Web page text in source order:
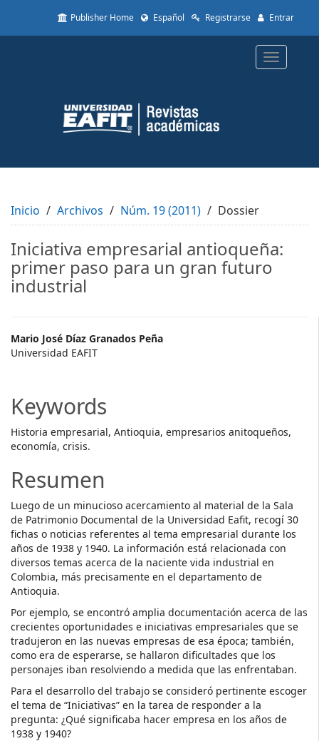
to
Content
Sidebar
Publisher Home Español Registrarse Entrar
Toggle
Inicio Archivos Núm. 19 (2011) Dossier
Iniciativa empresarial antioqueña:
primer paso para un gran futuro
industrial
Main
Article
Mario José Díaz Granados Peña
Universidad EAFIT
Keywords
Historia empresarial, Antioquia, empresarios anitoqueños,
economía, crisis.
Resumen
Luego de un minucioso acercamiento al material de la Sala
de Patrimonio Documental de la Universidad Eafit, recogí 30
fichas o noticias referentes al tema empresarial durante los
años de 1938 y 1940. La información está relacionada con
diversos temas acerca de la naciente vida industrial en
Colombia, más precisamente en el departamento de
Antioquia.
Por ejemplo, se encontró amplia documentación acerca de las
crecientes oportunidades e iniciativas empresariales que se
tradujeron en las nuevas empresas de esa época; también,
como era de esperarse, se hallaron dificultades que los
personajes iban resolviendo a medida que las enfrentaban.
Para el desarrollo del trabajo se consideró pertinente escoger
el tema de “Iniciativas” en la tarea de responder a la
pregunta: ¿Qué significaba hacer empresa en los años de
1938 y 1940?